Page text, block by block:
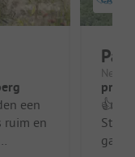
ruim en
👍
gastvrijheid